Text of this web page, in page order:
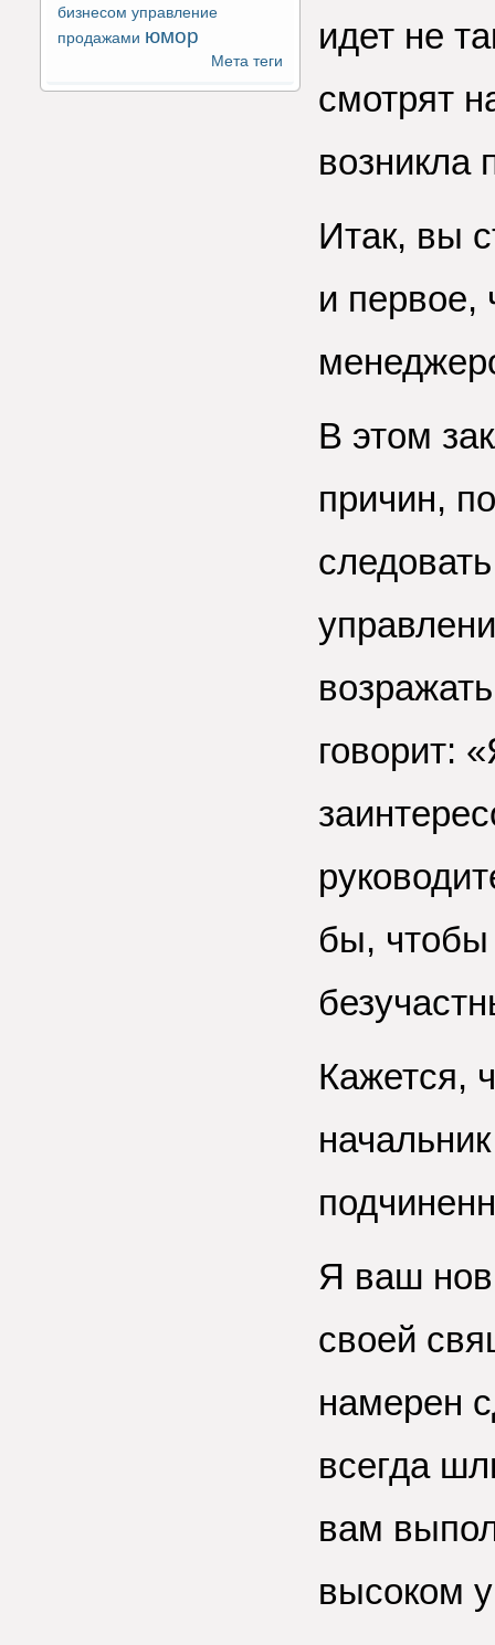
бизнесом управление
продажами юмор
Мета теги
идет не
смотрят
Итак, вы
и первое,
В этом
причин,
говорит:
бы,
Кажется,
Я ваш
своей
намерен
всегда
вам
высоком